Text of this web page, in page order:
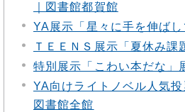
｜図書館都賀館
YA展示「星々に手を伸ば
ＴＥＥＮＳ展示「夏休み課
特別展示「こわい本だな」
YA向けライトノベル人気
図書館全館